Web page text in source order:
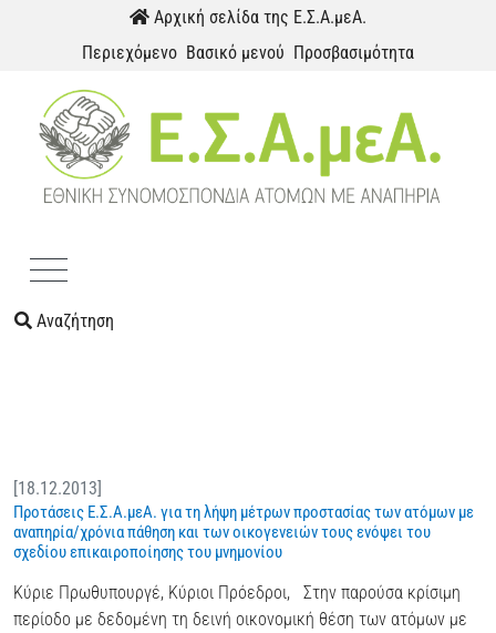
Παράκαμψη προς το περιεχόμενοΑρχική σελίδα της Ε.Σ.Α.μεΑ.
Περιεχόμενο Βασικό μενού Προσβασιμότητα
Αναζήτηση
[18.12.2013]
Προτάσεις Ε.Σ.Α.μεΑ. για τη λήψη μέτρων προστασίας των ατόμων με
αναπηρία/χρόνια πάθηση και των οικογενειών τους ενόψει του
σχεδίου επικαιροποίησης του μνημονίου
Κύριε Πρωθυπουργέ, Κύριοι Πρόεδροι, Στην παρούσα κρίσιμη
περίοδο με δεδομένη τη δεινή οικονομική θέση των ατόμων με